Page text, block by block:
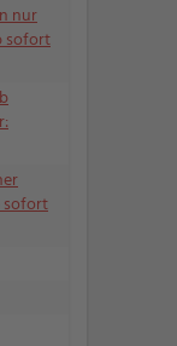
nur
sofort
sofort